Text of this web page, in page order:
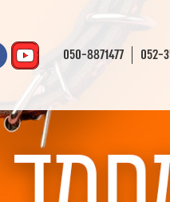
052-
050-8871477